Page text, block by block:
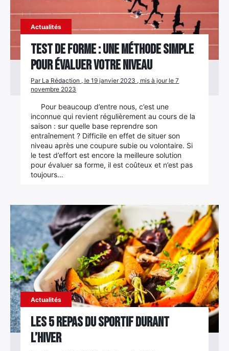
Actualités
Test de forme : une méthode simple
pour évaluer votre niveau
Par La Rédaction , le 19 janvier 2023 , mis à jour le 7
novembre 2023
Pour beaucoup d’entre nous, c’est une
inconnue qui revient régulièrement au cours de la
saison : sur quelle base reprendre son
entraînement ? Difficile en effet de situer son
niveau après une coupure subie ou volontaire. Si
le test d’effort est encore la meilleure solution
pour évaluer sa forme, il est coûteux et n’est pas
toujours…
Actualités
Les 5 repas du sportif durant
l’hiver